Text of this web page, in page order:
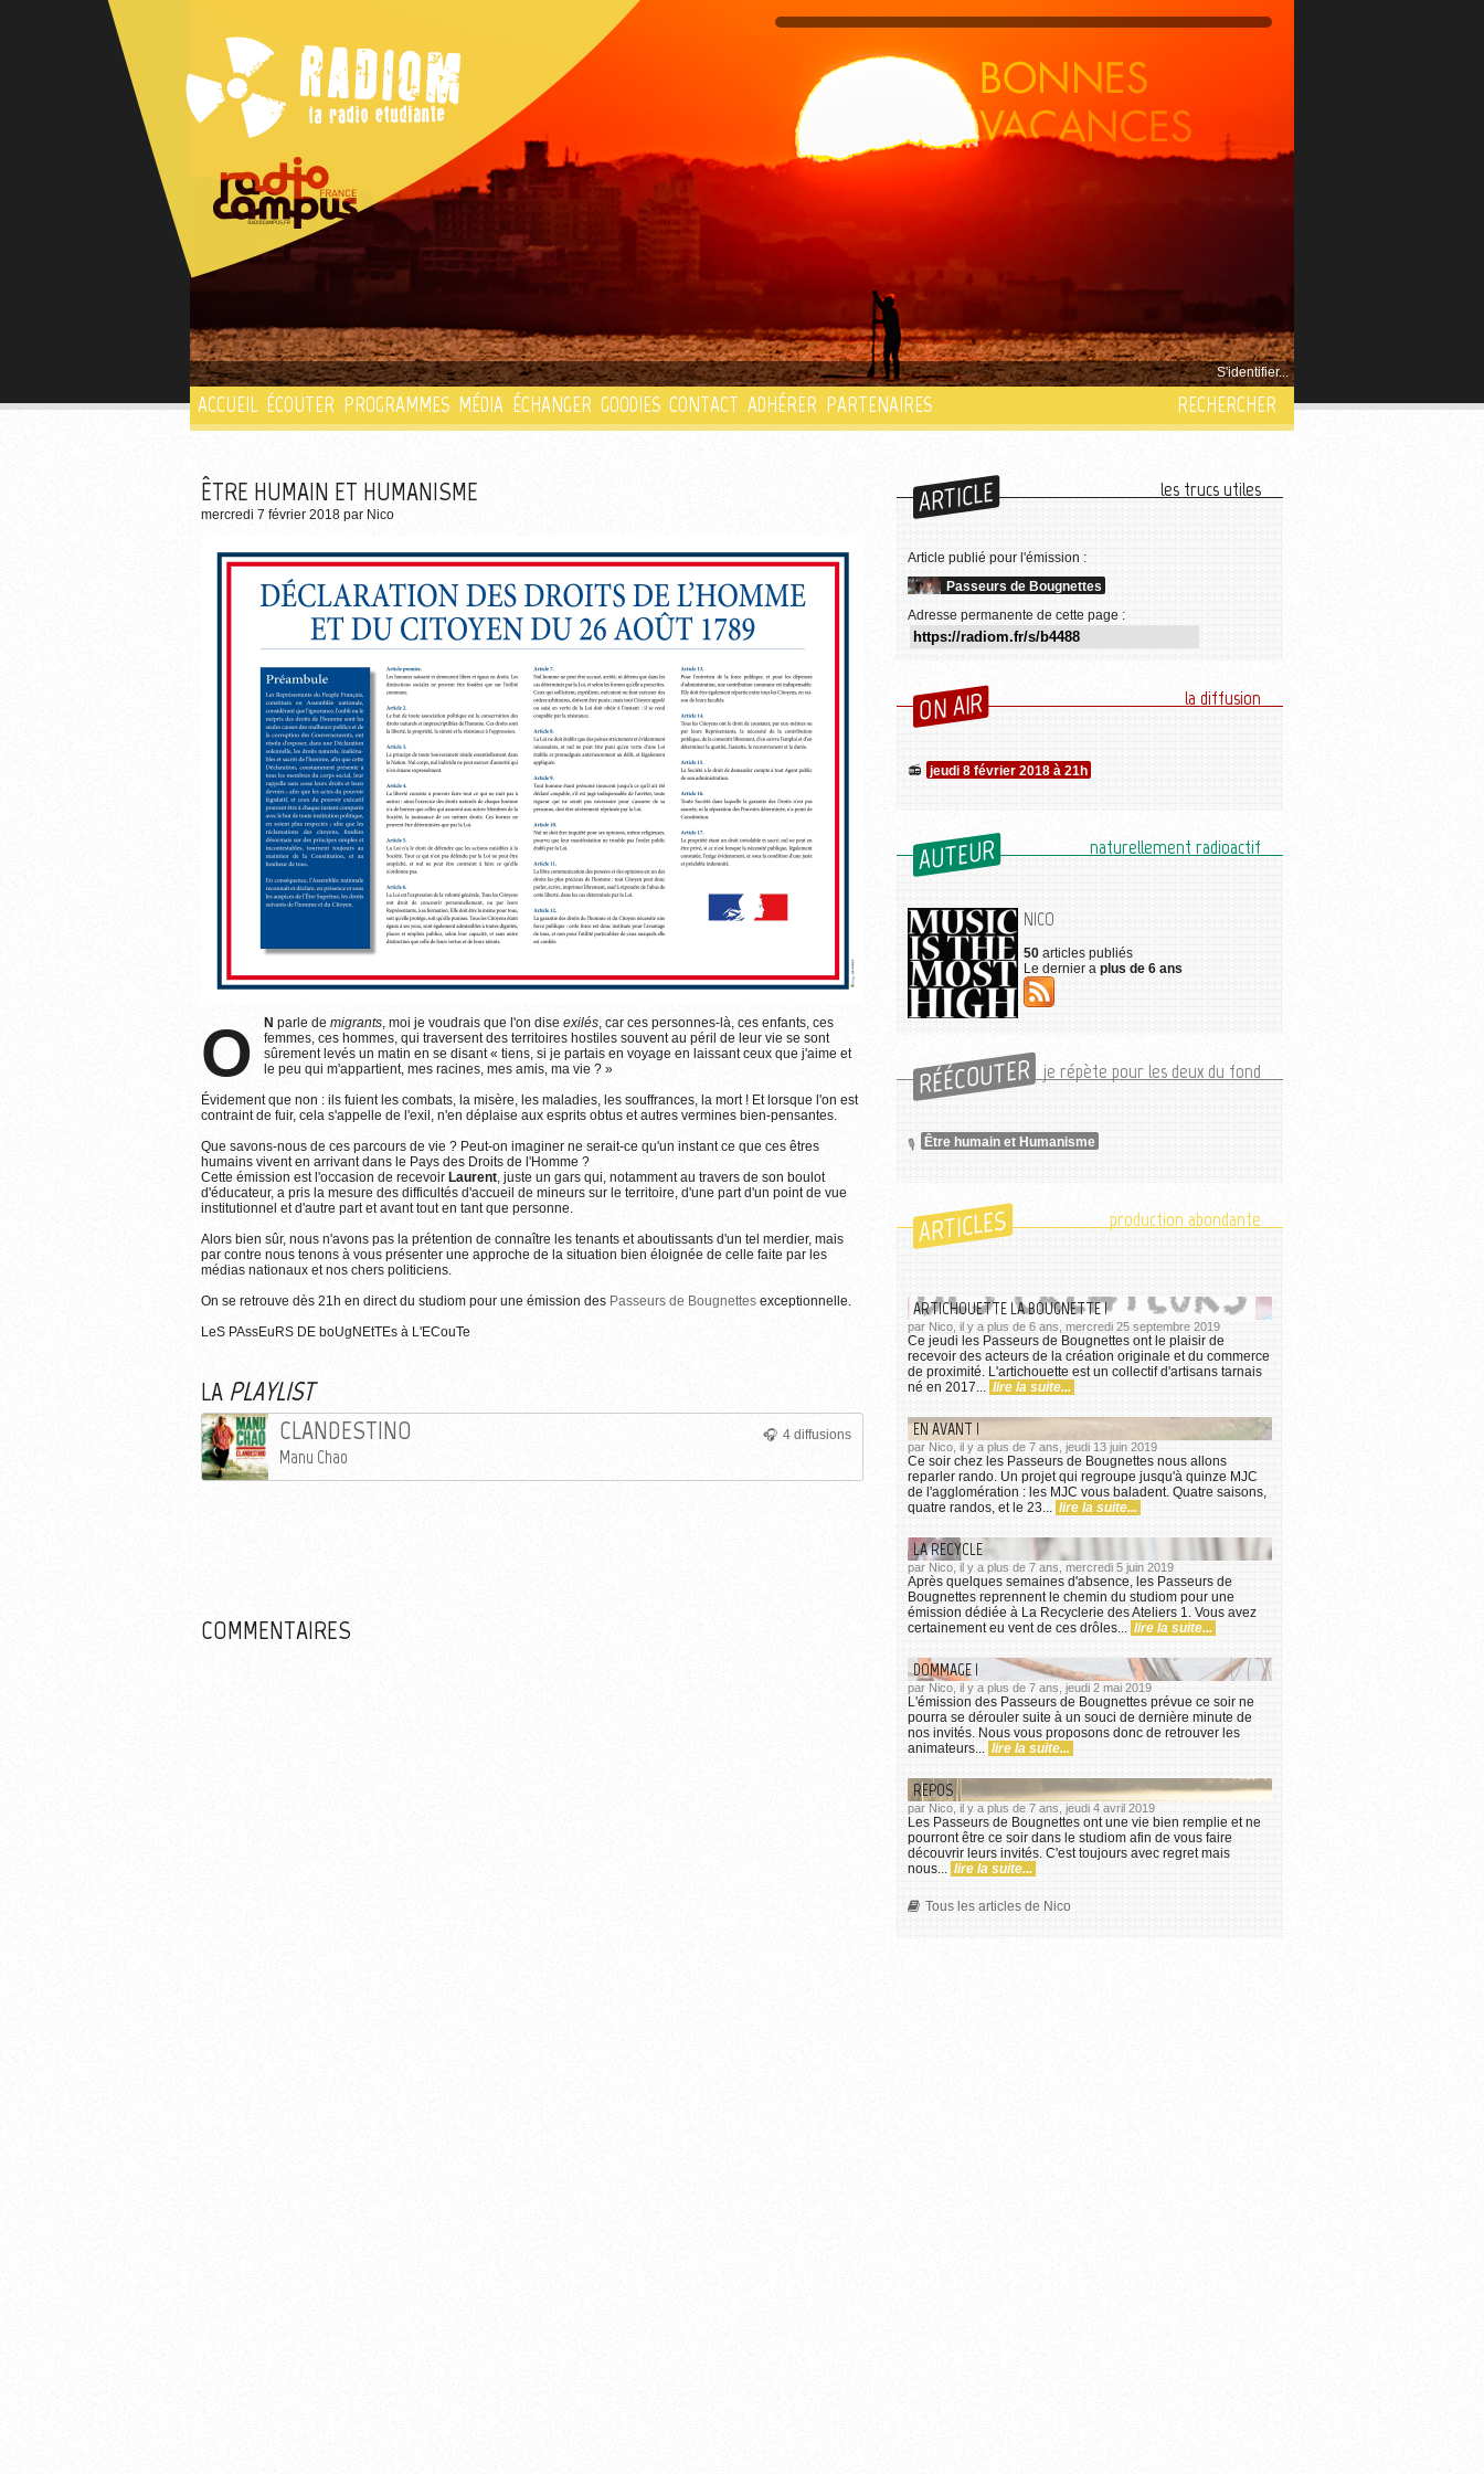
S'identifier...
ACCUEIL ÉCOUTER PROGRAMMES MÉDIA ÉCHANGER GOODIES CONTACT ADHÉRER PARTENAIRES RECHERCHER
ÊTRE HUMAIN ET HUMANISME
mercredi 7 février 2018 par Nico
Plus d'informations sur l'utilisation des images...
ON parle de migrants, moi je voudrais que l'on dise exilés, car ces personnes-là, ces enfants, ces
femmes, ces hommes, qui traversent des territoires hostiles souvent au péril de leur vie se sont
sûrement levés un matin en se disant « tiens, si je partais en voyage en laissant ceux que j'aime et
le peu qui m'appartient, mes racines, mes amis, ma vie ? »
Évidement que non : ils fuient les combats, la misère, les maladies, les souffrances, la mort ! Et lorsque l'on est
contraint de fuir, cela s'appelle de l'exil, n'en déplaise aux esprits obtus et autres vermines bien-pensantes.
Que savons-nous de ces parcours de vie ? Peut-on imaginer ne serait-ce qu'un instant ce que ces êtres
humains vivent en arrivant dans le Pays des Droits de l'Homme ?
Cette émission est l'occasion de recevoir Laurent, juste un gars qui, notamment au travers de son boulot
d'éducateur, a pris la mesure des difficultés d'accueil de mineurs sur le territoire, d'une part d'un point de vue
institutionnel et d'autre part et avant tout en tant que personne.
Alors bien sûr, nous n'avons pas la prétention de connaître les tenants et aboutissants d'un tel merdier, mais
par contre nous tenons à vous présenter une approche de la situation bien éloignée de celle faite par les
médias nationaux et nos chers politiciens.
On se retrouve dès 21h en direct du studiom pour une émission des Passeurs de Bougnettes exceptionnelle.
LeS PAssEuRS DE boUgNEtTEs à L'ECouTe
LA PLAYLIST
4 diffusions
CLANDESTINO
Manu Chao
COMMENTAIRES
ARTICLE les trucs utiles
Article publié pour l'émission :
Passeurs de Bougnettes
Adresse permanente de cette page :
ON AIR la diffusion
jeudi 8 février 2018 à 21h
AUTEUR naturellement radioactif
NICO
50 articles publiés
Le dernier a plus de 6 ans
RÉÉCOUTER je répète pour les deux du fond
Être humain et Humanisme
ARTICLES production abondante
ARTICHOUETTE LA BOUGNETTE !
par Nico, il y a plus de 6 ans, mercredi 25 septembre 2019
Ce jeudi les Passeurs de Bougnettes ont le plaisir de
recevoir des acteurs de la création originale et du commerce
de proximité. L'artichouette est un collectif d'artisans tarnais
né en 2017... lire la suite...
EN AVANT !
par Nico, il y a plus de 7 ans, jeudi 13 juin 2019
Ce soir chez les Passeurs de Bougnettes nous allons
reparler rando. Un projet qui regroupe jusqu'à quinze MJC
de l'agglomération : les MJC vous baladent. Quatre saisons,
quatre randos, et le 23... lire la suite...
LA RECYCLE
par Nico, il y a plus de 7 ans, mercredi 5 juin 2019
Après quelques semaines d'absence, les Passeurs de
Bougnettes reprennent le chemin du studiom pour une
émission dédiée à La Recyclerie des Ateliers 1. Vous avez
certainement eu vent de ces drôles... lire la suite...
DOMMAGE !
par Nico, il y a plus de 7 ans, jeudi 2 mai 2019
L'émission des Passeurs de Bougnettes prévue ce soir ne
pourra se dérouler suite à un souci de dernière minute de
nos invités. Nous vous proposons donc de retrouver les
animateurs... lire la suite...
REPOS
par Nico, il y a plus de 7 ans, jeudi 4 avril 2019
Les Passeurs de Bougnettes ont une vie bien remplie et ne
pourront être ce soir dans le studiom afin de vous faire
découvrir leurs invités. C'est toujours avec regret mais
nous... lire la suite...
Tous les articles de Nico